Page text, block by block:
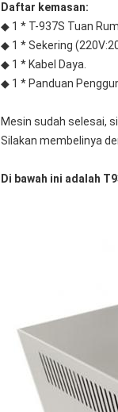
Daftar kemasan:
◆ 1 * T-937S Tuan
◆ 1 * Sekering
◆ 1 * Kabel Daya.
◆ 1 * Panduan
Mesin sudah selesai,
Silakan membelinya
Di bawah ini adalah